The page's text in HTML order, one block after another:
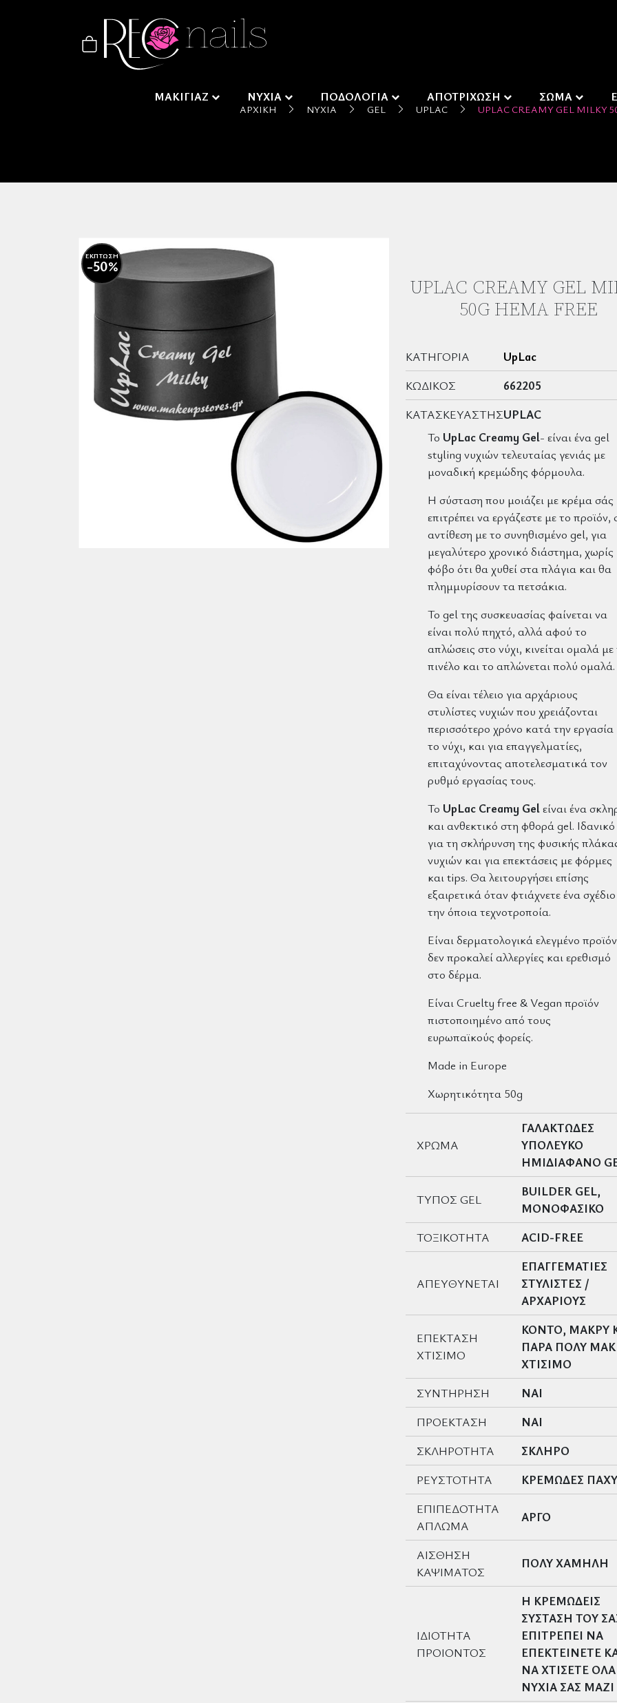
ΜΑΚΙΓΙΑΖ ΝΥΧΙΑ ΠΟΔΟΛΟΓΙΑ ΑΠΟΤΡΙΧΩΣΗ ΣΩΜΑ
ΑΡΧΙΚΉ ΝΎΧΙΑ GEL UPLAC UPLAC CREAMY GEL MILKY
ΕΚΠΤΩΣΗ
-50%
UPLAC CREAMY GEL
50G HEMA FREE
ΚΑΤΗΓΟΡΊΑ
UpLac
ΚΩΔΙΚΌΣ
662205
ΚΑΤΑΣΚΕΥΑΣΤΉΣUPLAC
Το UpLac Creamy Gel- είναι ένα gel
styling νυχιών τελευταίας γενιάς με
μοναδική κρεμώδης φόρμουλα.
Η σύσταση που μοιάζει με κρέμα σάς
επιτρέπει να εργάζεστε με το προϊόν,
αντίθεση με το συνηθισμένο gel, για
μεγαλύτερο χρονικό διάστημα, χωρίς
φόβο ότι θα χυθεί στα πλάγια και θα
πλημμυρίσουν τα πετσάκια.
Το gel της συσκευασίας φαίνεται να
είναι πολύ πηχτό, αλλά αφού το
απλώσεις στο νύχι, κινείται ομαλά με
πινέλο και το απλώνεται πολύ ομαλά.
Θα είναι τέλειο για αρχάριους
στυλίστες νυχιών που χρειάζονται
περισσότερο χρόνο κατά την εργασία
το νύχι, και για επαγγελματίες,
επιταχύνοντας αποτελεσματικά τον
ρυθμό εργασίας τους.
Το UpLac Creamy Gelείναι ένα
και ανθεκτικό στη φθορά gel. Ιδανικό
για τη σκλήρυνση της φυσικής
νυχιών και για επεκτάσεις με φόρμες
και tips. Θα λειτουργήσει επίσης
εξαιρετικά όταν φτιάχνετε ένα
την όποια τεχνοτροποία.
Είναι δερματολογικά ελεγμένο
δεν προκαλεί αλλεργίες και ερεθισμό
στο δέρμα.
ΕίναιCruelty free & Vegan προϊόν
πιστοποιημένο από τους
ευρωπαϊκούς φορείς.
Made in Europe
Χωρητικότητα 50g
ΧΡΩΜΑ
ΓΑΛΑΚΤΩΔΕΣ
ΥΠΟΛΕΥΚΟ
ΗΜΙΔΙΑΦΑΝΟ
ΤΥΠΟΣ GEL
BUILDER GEL,
ΜΟΝΟΦΑΣΙΚΟ
ΤΟΞΙΚΟΤΗΤΑ
ACID-FREE
ΑΠΕΥΘΥΝΕΤΑΙ
ΕΠΑΓΓΕΜΑΤΙΕΣ
ΣΤΥΛΙΣΤΕΣ /
ΑΡΧΑΡΙΟΥΣ
ΕΠΕΚΤΑΣΗ
ΧΤΙΣΙΜΟ
ΚΟΝΤΟ, ΜΑΚΡΥ
ΠΑΡΑ ΠΟΛΥ
ΧΤΙΣΙΜΟ
ΣΥΝΤΗΡΗΣΗ
ΝΑΙ
ΠΡΟΕΚΤΑΣΗ
ΝΑΙ
ΣΚΛΗΡΟΤΗΤΑ
ΣΚΛΗΡΟ
ΡΕΥΣΤΟΤΗΤΑ
ΚΡΕΜΩΔΕΣ ΠΑΧΥ
ΕΠΙΠΕΔΟΤΗΤΑ
ΑΠΛΩΜΑ
ΑΡΓΟ
ΑΙΣΘΗΣΗ
ΚΑΨΙΜΑΤΟΣ
ΠΟΛΥ ΧΑΜΗΛΗ
ΙΔΙΟΤΗΤΑ
ΠΡΟΙΟΝΤΟΣ
Η ΚΡΕΜΩΔΕΙΣ
ΣΥΣΤΑΣΗ ΤΟΥ
ΕΠΙΤΡΕΠΕΙ ΝΑ
ΕΠΕΚΤΕΙΝΕΤΕ
ΝΑ ΧΤΙΣΕΤΕ
ΝΥΧΙΑ ΣΑΣ ΜΑΖΙ